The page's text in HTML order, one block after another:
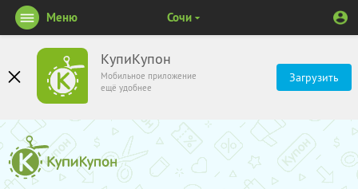
КупиКупон
Мобильное приложение
ещё удобнее
Загрузить
Меню Сочи